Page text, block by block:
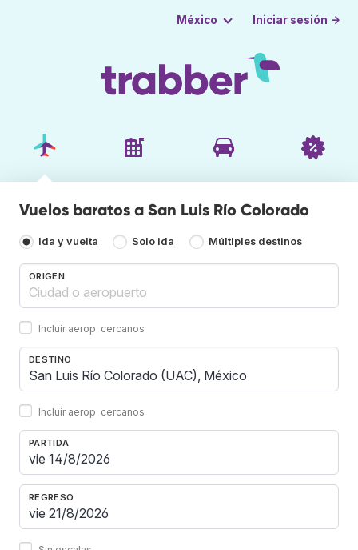
México Iniciar sesión →
Vuelos baratos a San Luis Río Colorado
Ida y vuelta Solo ida Múltiples destinos
ORIGEN
Incluir aerop. cercanos
DESTINO
Incluir aerop. cercanos
PARTIDA
REGRESO